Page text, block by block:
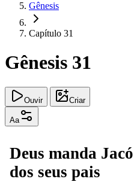
Gênesis
Capítulo 31
Gênesis 31
Ouvir Criar
Aa
Deus manda Jacó
dos seus pais